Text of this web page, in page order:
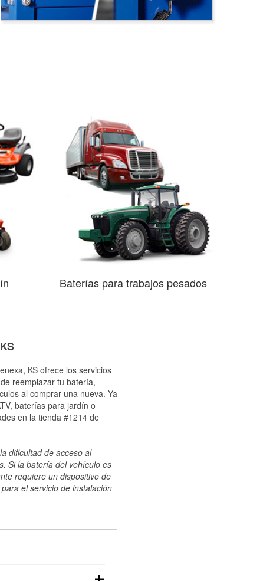
Baterías para trabajos pesados
KS ofrece los servicios
reemplazar tu batería,
al comprar una nueva. Ya
baterías para jardín o
en la tienda #1214 de
dificultad de acceso al
Si la batería del vehículo es
requiere un dispositivo de
el servicio de instalación